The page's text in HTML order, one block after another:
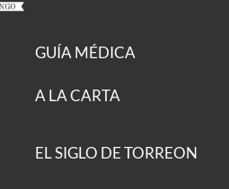
GUÍA MÉDICA
A LA CARTA
EL SIGLO DE TORREON